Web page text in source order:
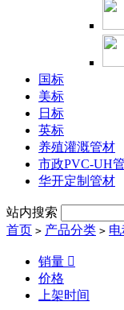
国标
美标
日标
英标
养殖灌溉管材
市政PVC-UH
华开定制管材
站内搜索
首页 > 产品分类 >
销量 
价格
上架时间